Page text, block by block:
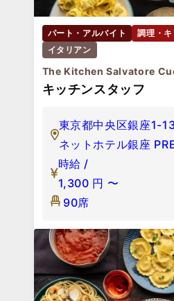
パート・アルバイト
調理・
イタリアン
The Kitchen Salvatore
キッチンスタッフ
東京都中央区銀座1-
ネットホテル銀座
時給 /
1,300 円 〜
90席